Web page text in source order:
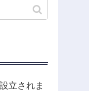
立されま